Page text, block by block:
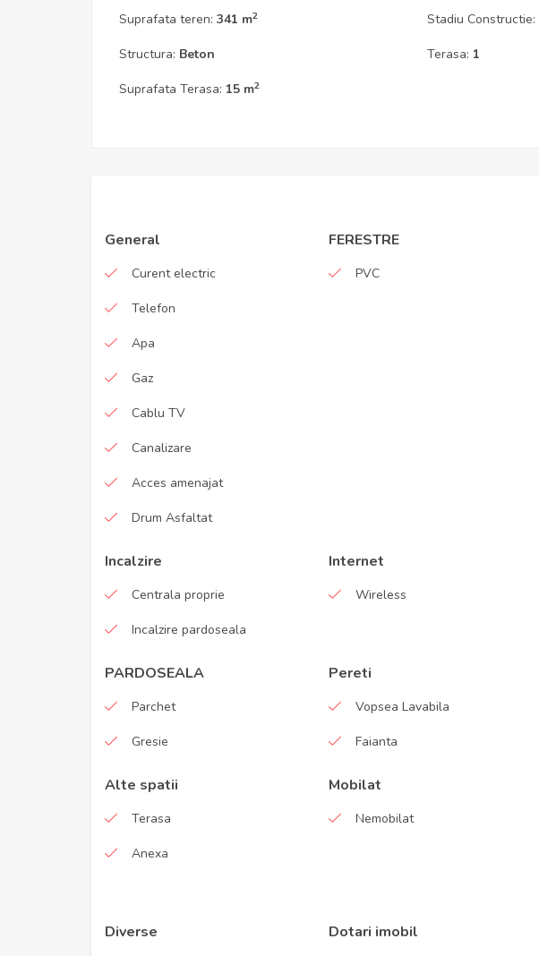
Suprafata teren: 341 m2 Stadiu Constructie:
Structura: Beton Terasa: 1
Suprafata Terasa: 15 m2
General
Curent electric
Telefon
Apa
Gaz
Cablu TV
Canalizare
Acces amenajat
Drum Asfaltat
FERESTRE
PVC
Incalzire
Centrala proprie
Incalzire pardoseala
Internet
Wireless
PARDOSEALA
Parchet
Gresie
Pereti
Vopsea Lavabila
Faianta
Alte spatii
Terasa
Anexa
Mobilat
Nemobilat
Diverse Dotari imobil